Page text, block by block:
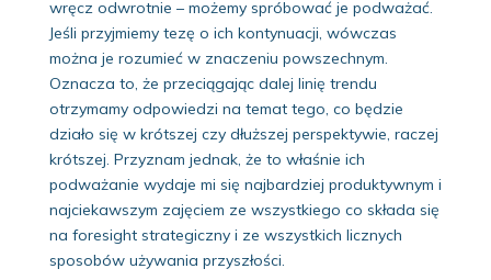
wręcz odwrotnie – możemy spróbować je podważać.
Jeśli przyjmiemy tezę o ich kontynuacji, wówczas
można je rozumieć w znaczeniu powszechnym.
Oznacza to, że przeciągając dalej linię trendu
otrzymamy odpowiedzi na temat tego, co będzie
działo się w krótszej czy dłuższej perspektywie, raczej
krótszej. Przyznam jednak, że to właśnie ich
podważanie wydaje mi się najbardziej produktywnym i
najciekawszym zajęciem ze wszystkiego co składa się
na foresight strategiczny i ze wszystkich licznych
sposobów używania przyszłości.